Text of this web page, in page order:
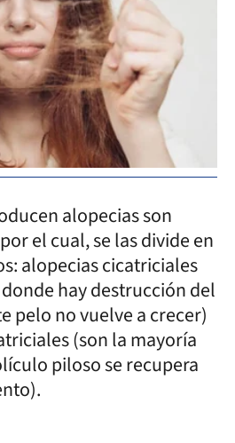
alopecias son
el cual, se las divide en
alopecias cicatriciales
hay destrucción del
pelo no vuelve a crecer)
(son la mayoría
piloso se recupera